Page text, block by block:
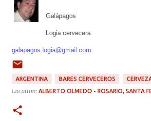
Galápagos
Logia cervecera
galapagos.logia@gmail.com
ARGENTINA BARES CERVECEROS
Location: ALBERTO OLMEDO - ROSARIO, SANTA